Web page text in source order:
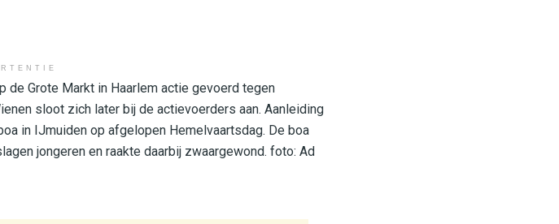
de Grote Markt in Haarlem actie gevoerd tegen
sloot zich later bij de actievoerders aan. Aanleiding
in IJmuiden op afgelopen Hemelvaartsdag. De boa
jongeren en raakte daarbij zwaargewond. foto: Ad